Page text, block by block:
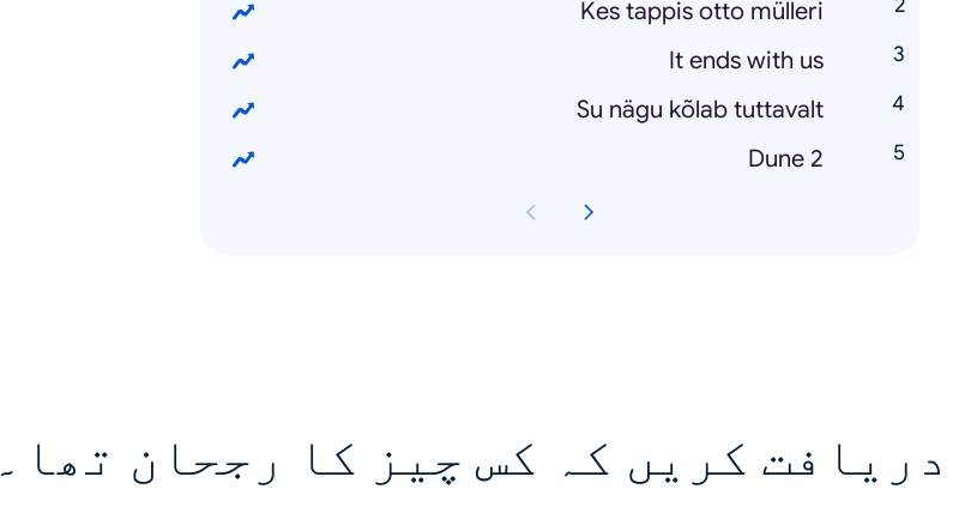
Kes tappis otto mülleri
It ends with us
Su nägu kõlab tuttavalt
Dune 2
دریافت کریں کہ کس چیز کا رجحان تھا۔